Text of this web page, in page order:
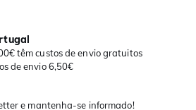
têm custos de envio gratuitos
de envio 6,50€
e mantenha-se informado!